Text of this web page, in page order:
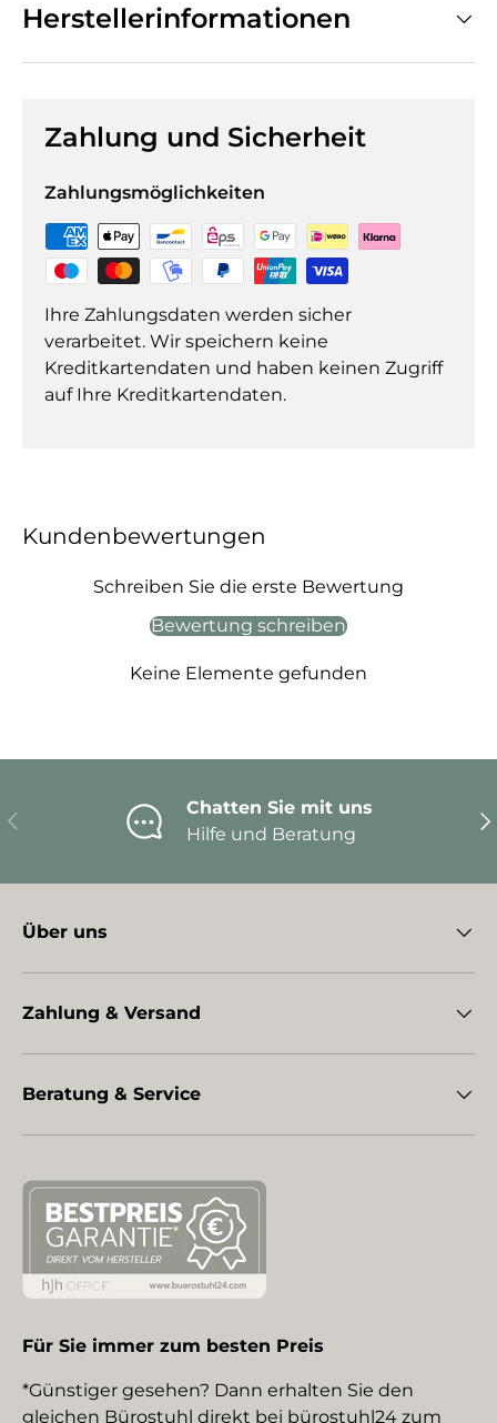
Herstellerinformationen
Zahlung und Sicherheit
Zahlungsmöglichkeiten
Ihre Zahlungsdaten werden sicher
verarbeitet. Wir speichern keine
Kreditkartendaten und haben keinen Zugriff
auf Ihre Kreditkartendaten.
Kundenbewertungen
Schreiben Sie die erste Bewertung
Bewertung schreiben
Keine Elemente gefunden
Vorherige
Chatten Sie mit uns
Hilfe und Beratung
Über uns
Zahlung & Versand
Beratung & Service
Für Sie immer zum besten Preis
*Günstiger gesehen? Dann erhalten Sie den
gleichen Bürostuhl direkt bei bürostuhl24 zum